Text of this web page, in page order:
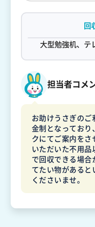
回
大型勉強机、テ
担当者コメ
お助けうさぎの
金制となっており
クにてご案内を
いただいた不用
で回収できる場
てたい物がある
くださいませ。